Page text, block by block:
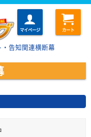
マイページ カート
・告知関連横断幕